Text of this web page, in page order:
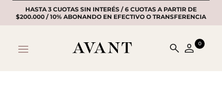
HASTA 3 CUOTAS SIN INTERÉS / 6 CUOTAS A PARTIR DE
$200.000 / 10% ABONANDO EN EFECTIVO O TRANSFERENCIA
0